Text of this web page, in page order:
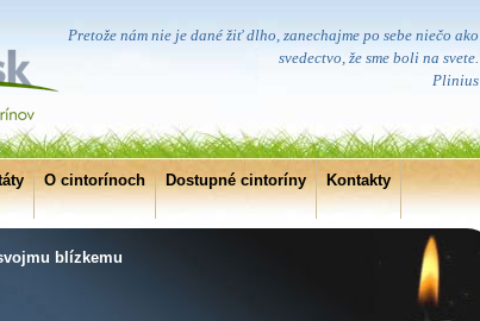
Pretože nám nie je dané žiť dlho, zanechajme po sebe niečo ako
svedectvo, že sme boli na svete.
Plinius
O cintorínoch Dostupné cintoríny Kontakty
blízkemu